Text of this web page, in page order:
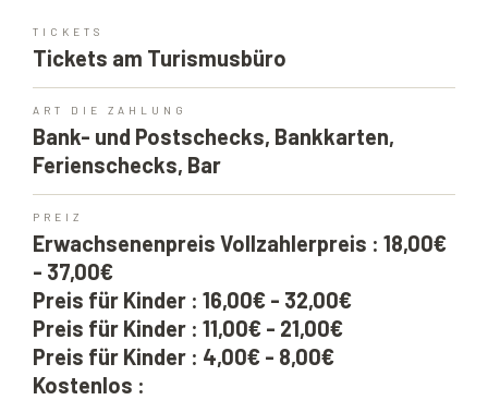
TICKETS
Tickets am Turismusbüro
ART DIE ZAHLUNG
Bank- und Postschecks, Bankkarten,
Ferienschecks, Bar
PREIZ
Erwachsenenpreis Vollzahlerpreis : 18,00€
- 37,00€
Preis für Kinder : 16,00€ - 32,00€
Preis für Kinder : 11,00€ - 21,00€
Preis für Kinder : 4,00€ - 8,00€
Kostenlos :